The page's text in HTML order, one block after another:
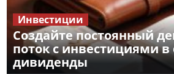
Создайте постоянный
поток с инвестициями
дивиденды
Инвестиции